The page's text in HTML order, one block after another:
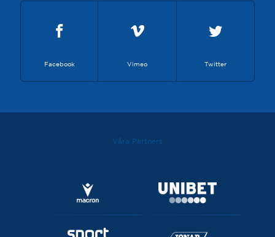
Facebook Vimeo Twitter
Våra Partners